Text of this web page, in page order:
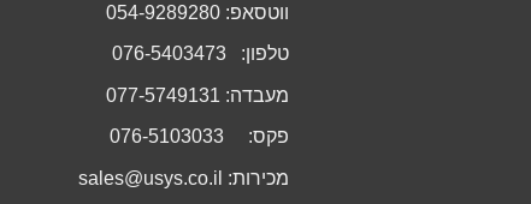
ווטסאפ: 054-9289280
טלפון: 076-5403473
מעבדה: 077-5749131
פקס: 076-5103033
מכירות: sales@usys.co.il